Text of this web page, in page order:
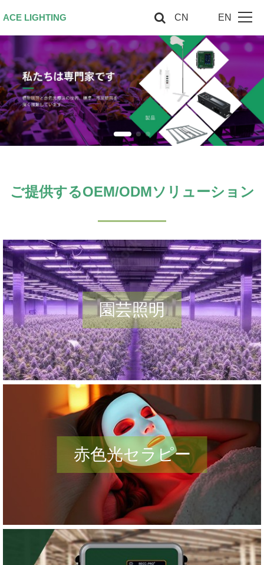
ACE LIGHTING CN EN
トップページです
私たちについて
園芸照明
赤色光セラピー
お問い合わせ
ウェブサイトの地図です
ログイン
登録
ウェブサイトの地図です
ご提供するOEM/ODMソリューション
園芸照明
赤色光セラピー